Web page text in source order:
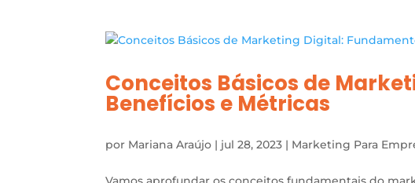
Conceitos Básicos de
Benefícios e Métricas
por Mariana Araújo | jul 28, 2023 | Marketing Para